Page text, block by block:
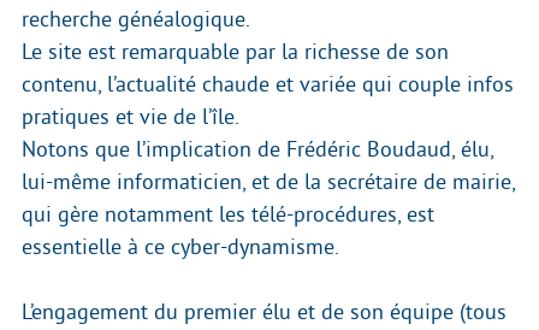
recherche généalogique.
Le site est remarquable par la richesse de son
contenu, l’actualité chaude et variée qui couple infos
pratiques et vie de l’île.
Notons que l’implication de Frédéric Boudaud, élu,
lui-même informaticien, et de la secrétaire de mairie,
qui gère notamment les télé-procédures, est
essentielle à ce cyber-dynamisme.
L’engagement du premier élu et de son équipe (tous